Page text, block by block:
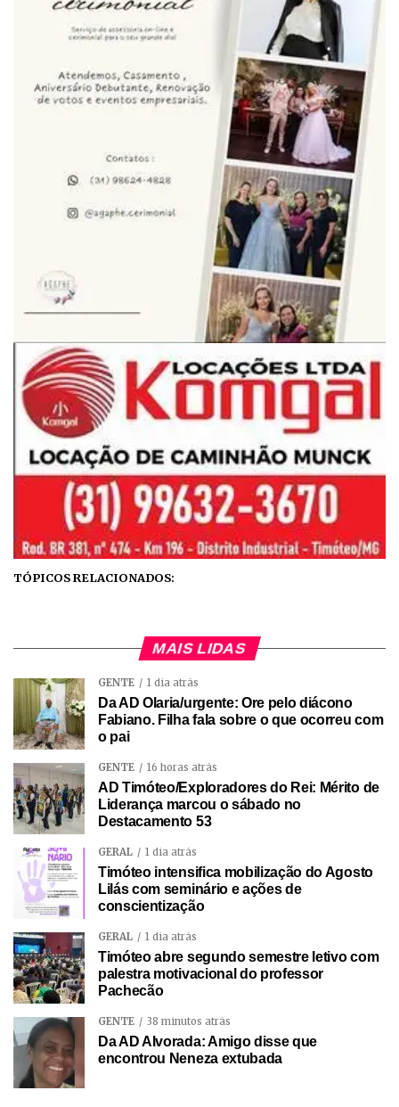
TÓPICOS RELACIONADOS:
MAIS LIDAS
GENTE 1 dia atrás
Da AD Olaria/urgente: Ore pelo diácono
Fabiano. Filha fala sobre o que ocorreu com
o pai
GENTE 16 horas atrás
AD Timóteo/Exploradores do Rei: Mérito de
Liderança marcou o sábado no
Destacamento 53
GERAL 1 dia atrás
Timóteo intensifica mobilização do Agosto
Lilás com seminário e ações de
conscientização
GERAL 1 dia atrás
Timóteo abre segundo semestre letivo com
palestra motivacional do professor
Pachecão
GENTE 38 minutos atrás
Da AD Alvorada: Amigo disse que
encontrou Neneza extubada